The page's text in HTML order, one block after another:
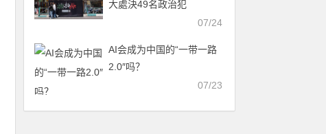
大處決49名政治犯
07/24
AI会成为中国的“一带一路
2.0″吗？
07/23